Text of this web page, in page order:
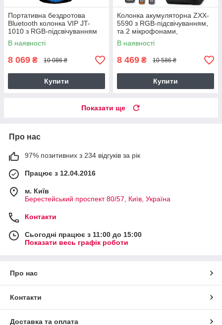
Портативна бездротова
Bluetooth колонка VIP JT-
1010 з RGB-підсвічуванням
та 2-ма мікрофонами на
колесах, 7Ah, 40000W,
В наявності
8 069 ₴ 10 086 ₴
Купити
Колонка акумуляторна ZXX-
5590 з RGB-підсвічуванням,
та 2 мікрофонами,
Потужність 400Вт, 2х10",
TWS/FM/USB/TF/BT/REC/LED
/2MIC
В наявності
8 469 ₴ 10 586 ₴
Купити
Показати ще
Про нас
97% позитивних з 234 відгуків за рік
Працює з 12.04.2016
м. Київ
Берестейський проспект 80/57, Київ, Україна
Контакти
Сьогодні працює з 11:00 до 15:00
Показати весь графік роботи
Про нас
Контакти
Доставка та оплата